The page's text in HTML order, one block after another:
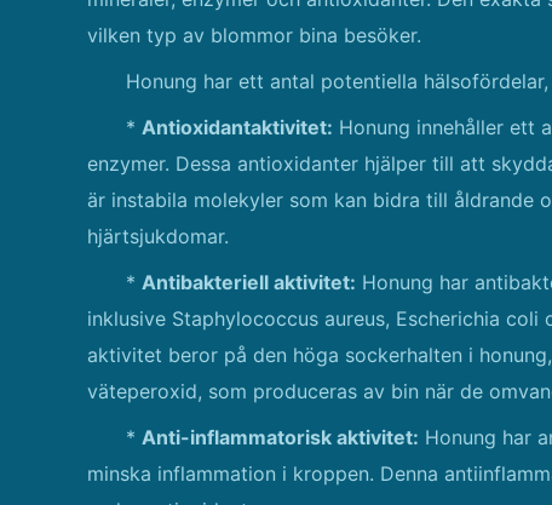
vilken typ av blommor bina besöker.
Honung har ett antal potentiella hälsofördelar,
* Antioxidantaktivitet: Honung innehåller ett
enzymer. Dessa antioxidanter hjälper till att
är instabila molekyler som kan bidra till åldrande
hjärtsjukdomar.
* Antibakteriell aktivitet: Honung har
inklusive Staphylococcus aureus, Escherichia
aktivitet beror på den höga sockerhalten i
väteperoxid, som produceras av bin när de
* Anti-inflammatorisk aktivitet: Honung har
minska inflammation i kroppen. Denna